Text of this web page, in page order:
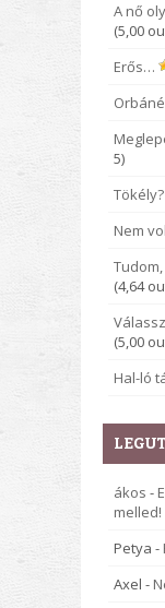
A nő
(5,00
Erős…
5)
Tökély?
Nem
(4,64
(5,00
Hal-ló
ákos -
melled!
Petya -
Axel -